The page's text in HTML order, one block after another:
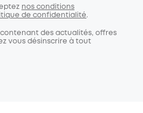
nos conditions
de confidentialité.
contenant des actualités, offres
vous désinscrire à tout